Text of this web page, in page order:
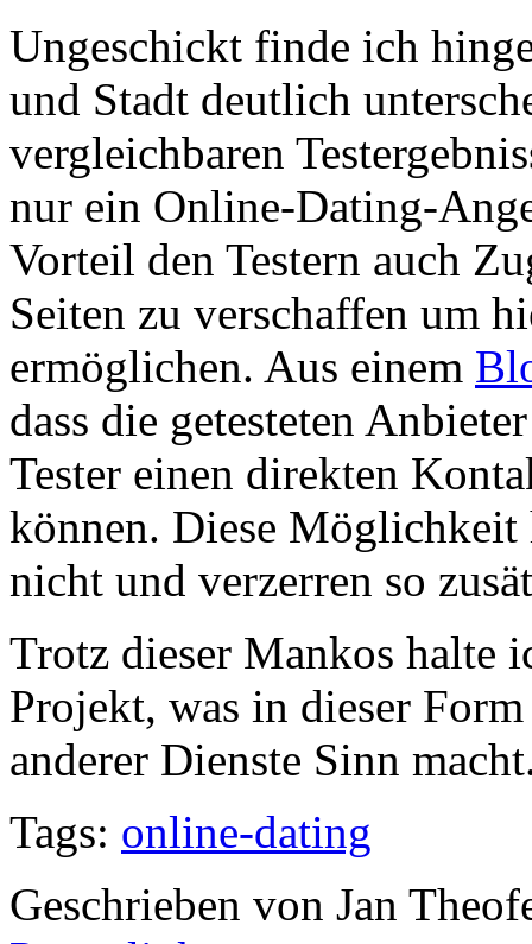
Ungeschickt finde ich
und Stadt deutlich
vergleichbaren
nur ein Online-Dating-
Vorteil den Testern auch
Seiten zu verschaffen um
ermöglichen. Aus einem
dass die getesteten
Tester einen direkten
können. Diese Möglichkeit
nicht und verzerren so
Trotz dieser Mankos halte
Projekt, was in dieser
anderer Dienste Sinn
Tags: online-dating
Geschrieben von Jan